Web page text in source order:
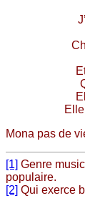
Mona pas de
[1] Genre
populaire.
[2] Qui exerce